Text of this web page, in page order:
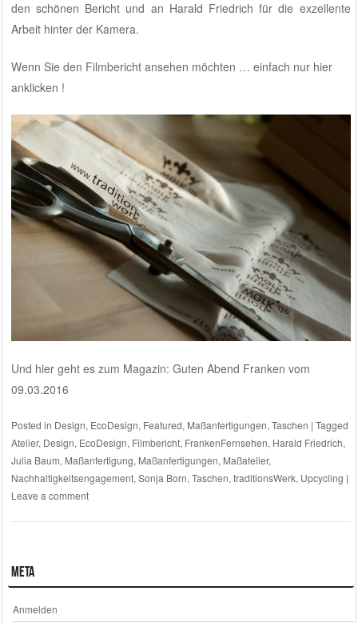
den schönen Bericht und an Harald Friedrich für die exzellente
Arbeit hinter der Kamera.
Wenn Sie den Filmbericht ansehen möchten … einfach nur hier
anklicken !
Und hier geht es zum Magazin: Guten Abend Franken vom
09.03.2016
Posted in Design, EcoDesign, Featured, Maßanfertigungen, Taschen | Tagged
Atelier, Design, EcoDesign, Filmbericht, FrankenFernsehen, Harald Friedrich,
Julia Baum, Maßanfertigung, Maßanfertigungen, Maßatelier,
Nachhaltigkeitsengagement, Sonja Born, Taschen, traditionsWerk, Upcycling |
Leave a comment
Meta
Anmelden